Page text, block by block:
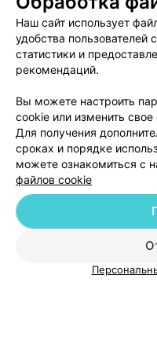
ЭФФЕКТИВНАЯ РЕКЛАМА НА
Новости
Медицинский
Наш сайт использует
удобства пользователей
статистики и
рекомендаций.
Вы можете настроить
cookie или изменить
Для получения
сроках и порядке
можете ознакомиться с
файлов cookie